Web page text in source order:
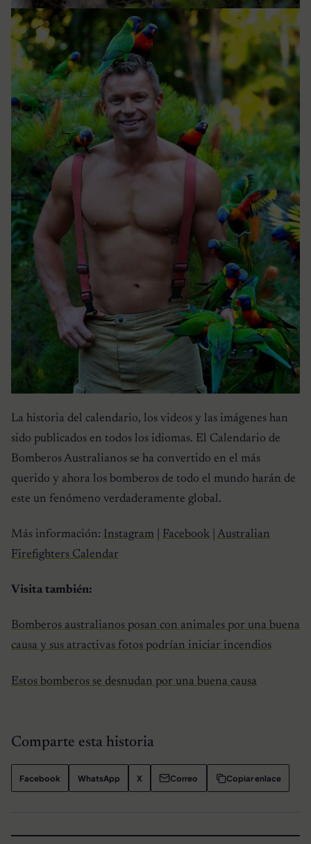
La historia del calendario, los videos y las imágenes han
sido publicados en todos los idiomas. El Calendario de
Bomberos Australianos se ha convertido en el más
querido y ahora los bomberos de todo el mundo harán de
este un fenómeno verdaderamente global.
Más información: Instagram Facebook
Australian
Firefighters Calendar
Visita también:
Bomberos australianos posan con animales por una buena
causa y sus atractivas fotos podrían iniciar incendios
Estos bomberos se desnudan por una buena causa
Comparte esta historia
Facebook WhatsApp X Correo Copiar enlace